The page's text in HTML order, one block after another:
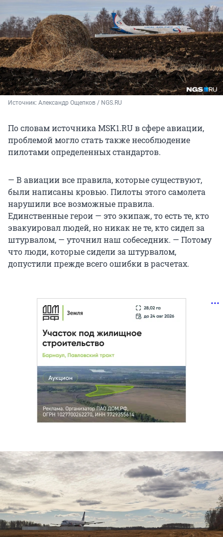
Источник: Александр Ощепков / NGS.RU
По словам источника MSK1.RU в сфере авиации,
проблемой могло стать также несоблюдение
пилотами определенных стандартов.
— В авиации все правила, которые существуют,
были написаны кровью. Пилоты этого самолета
нарушили все возможные правила.
Единственные герои — это экипаж, то есть те, кто
эвакуировал людей, но никак не те, кто сидел за
штурвалом, — уточнил наш собеседник. — Потому
что люди, которые сидели за штурвалом,
допустили прежде всего ошибки в расчетах.